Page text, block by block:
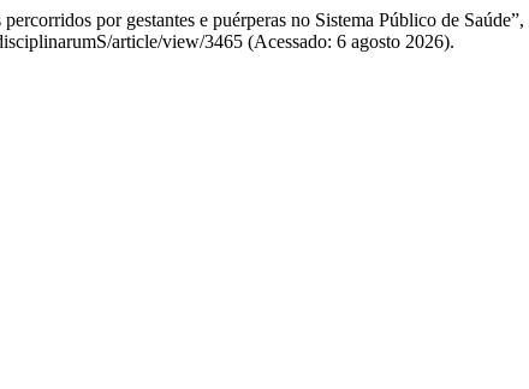
por gestantes e puérperas no Sistema Público de Saúde”,
article/view/3465 (Acessado: 6 agosto 2026).